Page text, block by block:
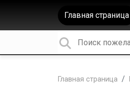
Главная страница
Главная страница